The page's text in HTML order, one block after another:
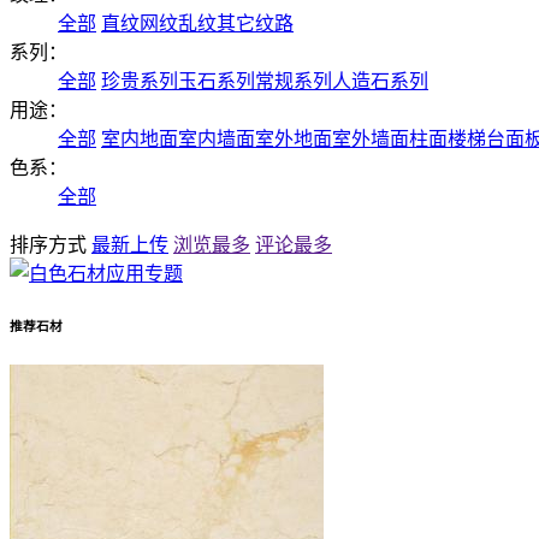
全部 直纹网纹乱纹其它纹路
系列：
全部 珍贵系列 玉石系列 常规系列 人造石系列
用途：
全部 室内地面室内墙面室外地面室外墙面柱面楼梯台面
色系：
全部
排序方式 最新上传 浏览最多 评论最多
推荐石材